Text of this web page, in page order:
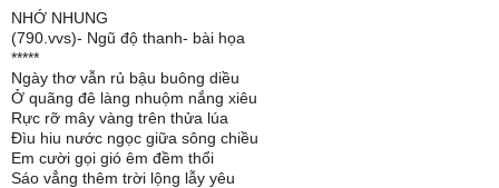
NHỚ NHUNG
(790.vvs)- Ngũ độ thanh- bài họa
*****
Ngày thơ vẫn rủ bậu buông diều
Ở quãng đê làng nhuộm nắng xiêu
Rực rỡ mây vàng trên thửa lúa
Đìu hiu nước ngọc giữa sông chiều
Em cười gọi gió êm đềm thổi
Sáo vẳng thêm trời lộng lẫy yêu